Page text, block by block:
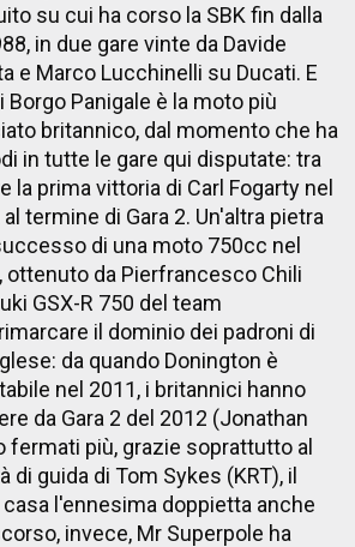
su cui ha corso la SBK fin dalla
in due gare vinte da Davide
e Marco Lucchinelli su Ducati. E
Borgo Panigale è la moto più
britannico, dal momento che ha
in tutte le gare qui disputate: tra
la prima vittoria di Carl Fogarty nel
termine di Gara 2. Un'altra pietra
di una moto 750cc nel
ottenuto da Pierfrancesco Chili
GSX-R 750 del team
il dominio dei padroni di
da quando Donington è
nel 2011, i britannici hanno
da Gara 2 del 2012 (Jonathan
fermati più, grazie soprattutto al
di guida di Tom Sykes (KRT), il
l'ennesima doppietta anche
invece, Mr Superpole ha